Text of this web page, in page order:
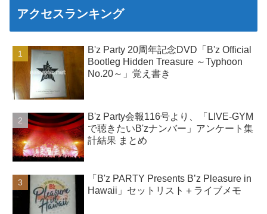
アクセスランキング
B'z Party 20周年記念DVD「B'z Official
Bootleg Hidden Treasure ～Typhoon
No.20～」覚え書き
B'z Party会報116号より、「LIVE-GYM
で聴きたいB'zナンバー」アンケート集
計結果 まとめ
「B'z PARTY Presents B’z Pleasure in
Hawaii」セットリスト＋ライブメモ